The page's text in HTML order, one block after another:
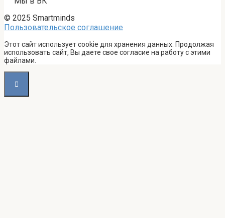
© 2025 Smartminds
Пользовательское соглашение
Этот сайт использует cookie для хранения данных. Продолжая
использовать сайт, Вы даете свое согласие на работу с этими
файлами.